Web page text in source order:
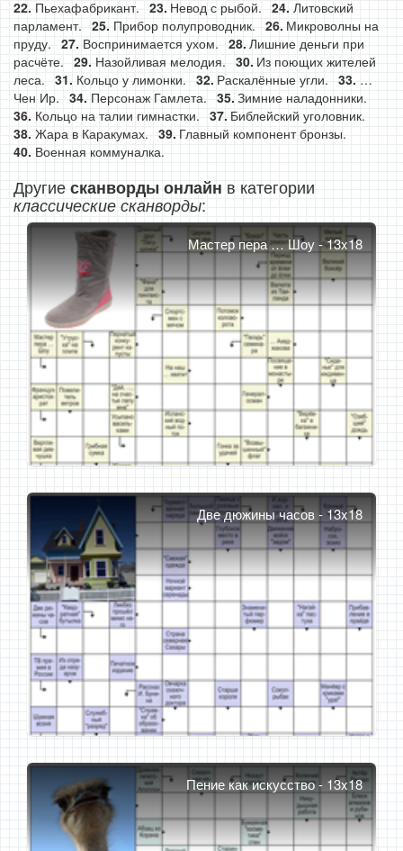
Пьехафабрикант. Невод с рыбой.
Литовский
парламент.
Прибор полупроводник.
Микроволны на
пруду.
Воспринимается ухом.
Лишние деньги при
расчёте.
Назойливая мелодия.
Из поющих жителей
леса.
Кольцо у лимонки. Раскалённые угли.
…
Чен Ир.
Персонаж Гамлета.
Зимние наладонники.
Кольцо на талии гимнастки.
Библейский уголовник.
Жара в Каракумах.
Главный компонент бронзы.
Военная коммуналка.
Другиесканворды онлайн в категории
классические сканворды:
Мастер пера … Шоу - 13x18
Две дюжины часов - 13x18
Пение как искусство - 13x18